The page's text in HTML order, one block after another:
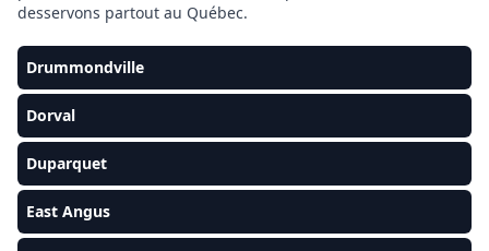
desservons partout au Québec.
Drummondville
Dorval
Duparquet
East Angus